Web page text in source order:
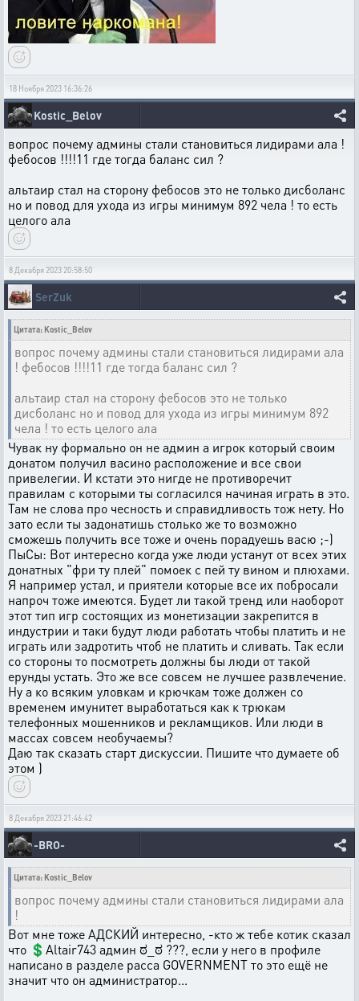
18 Ноября 2023 16:36:26
Kostic_Belov
вопрос почему админы стали становиться лидирами ала !
фебосов !!!!11 где тогда баланс сил ?
альтаир стал на сторону фебосов это не только дисболанс
но и повод для ухода из игры минимум 892 чела ! то есть
целого ала
8 Декабря 2023 20:58:50
SerZuk
Цитата: Kostic_Belov
вопрос почему админы стали становиться лидирами ала
! фебосов !!!!11 где тогда баланс сил ?
альтаир стал на сторону фебосов это не только
дисболанс но и повод для ухода из игры минимум 892
чела ! то есть целого ала
Чувак ну формально он не админ а игрок который своим
донатом получил васино расположение и все свои
привелегии. И кстати это нигде не противоречит
правилам с которыми ты согласился начиная играть в это.
Там не слова про чесность и справидливость тож нету. Но
зато если ты задонатишь столько же то возможно
сможешь получить все тоже и очень порадуешь васю ;-)
ПыСы: Вот интересно когда уже люди устанут от всех этих
донатных "фри ту плей" помоек с пей ту вином и плюхами.
Я например устал, и приятели которые все их побросали
напроч тоже имеются. Будет ли такой тренд или наоборот
этот тип игр состоящих из монетизации закрепится в
индустрии и таки будут люди работать чтобы платить и не
играть или задротить чтоб не платить и сливать. Так если
со стороны то посмотреть должны бы люди от такой
ерунды устать. Это же все совсем не лучшее развлечение.
Ну а ко всяким уловкам и крючкам тоже должен со
временем имунитет выработаться как к трюкам
телефонных мошенников и рекламщиков. Или люди в
массах совсем необучаемы?
Даю так сказать старт дискуссии. Пишите что думаете об
этом )
8 Декабря 2023 21:46:42
-BRO-
Цитата: Kostic_Belov
вопрос почему админы стали становиться лидирами ала
!
Вот мне тоже АДСКИЙ интересно, -кто ж тебе котик сказал
что 💲Altair743 админ ಠ_ಠ ???, если у него в профиле
написано в разделе расса GOVERNMENT то это ещё не
значит что он администратор...